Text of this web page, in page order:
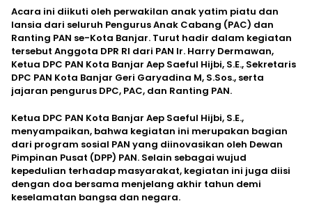
Acara ini diikuti oleh perwakilan anak yatim piatu dan
lansia dari seluruh Pengurus Anak Cabang (PAC) dan
Ranting PAN se-Kota Banjar. Turut hadir dalam kegiatan
tersebut Anggota DPR RI dari PAN Ir. Harry Dermawan,
Ketua DPC PAN Kota Banjar Aep Saeful Hijbi, S.E., Sekretaris
DPC PAN Kota Banjar Geri Garyadina M, S.Sos., serta
jajaran pengurus DPC, PAC, dan Ranting PAN.
Ketua DPC PAN Kota Banjar Aep Saeful Hijbi, S.E.,
menyampaikan, bahwa kegiatan ini merupakan bagian
dari program sosial PAN yang diinovasikan oleh Dewan
Pimpinan Pusat (DPP) PAN. Selain sebagai wujud
kepedulian terhadap masyarakat, kegiatan ini juga diisi
dengan doa bersama menjelang akhir tahun demi
keselamatan bangsa dan negara.